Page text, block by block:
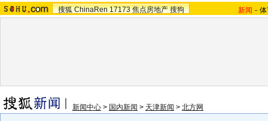
搜狐 ChinaRen 17173 焦点房地产 搜狗 新闻 -
新闻中心 > 国内新闻 > 天津新闻 > 北方网